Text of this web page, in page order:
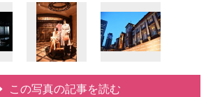
この写真の記事を読む